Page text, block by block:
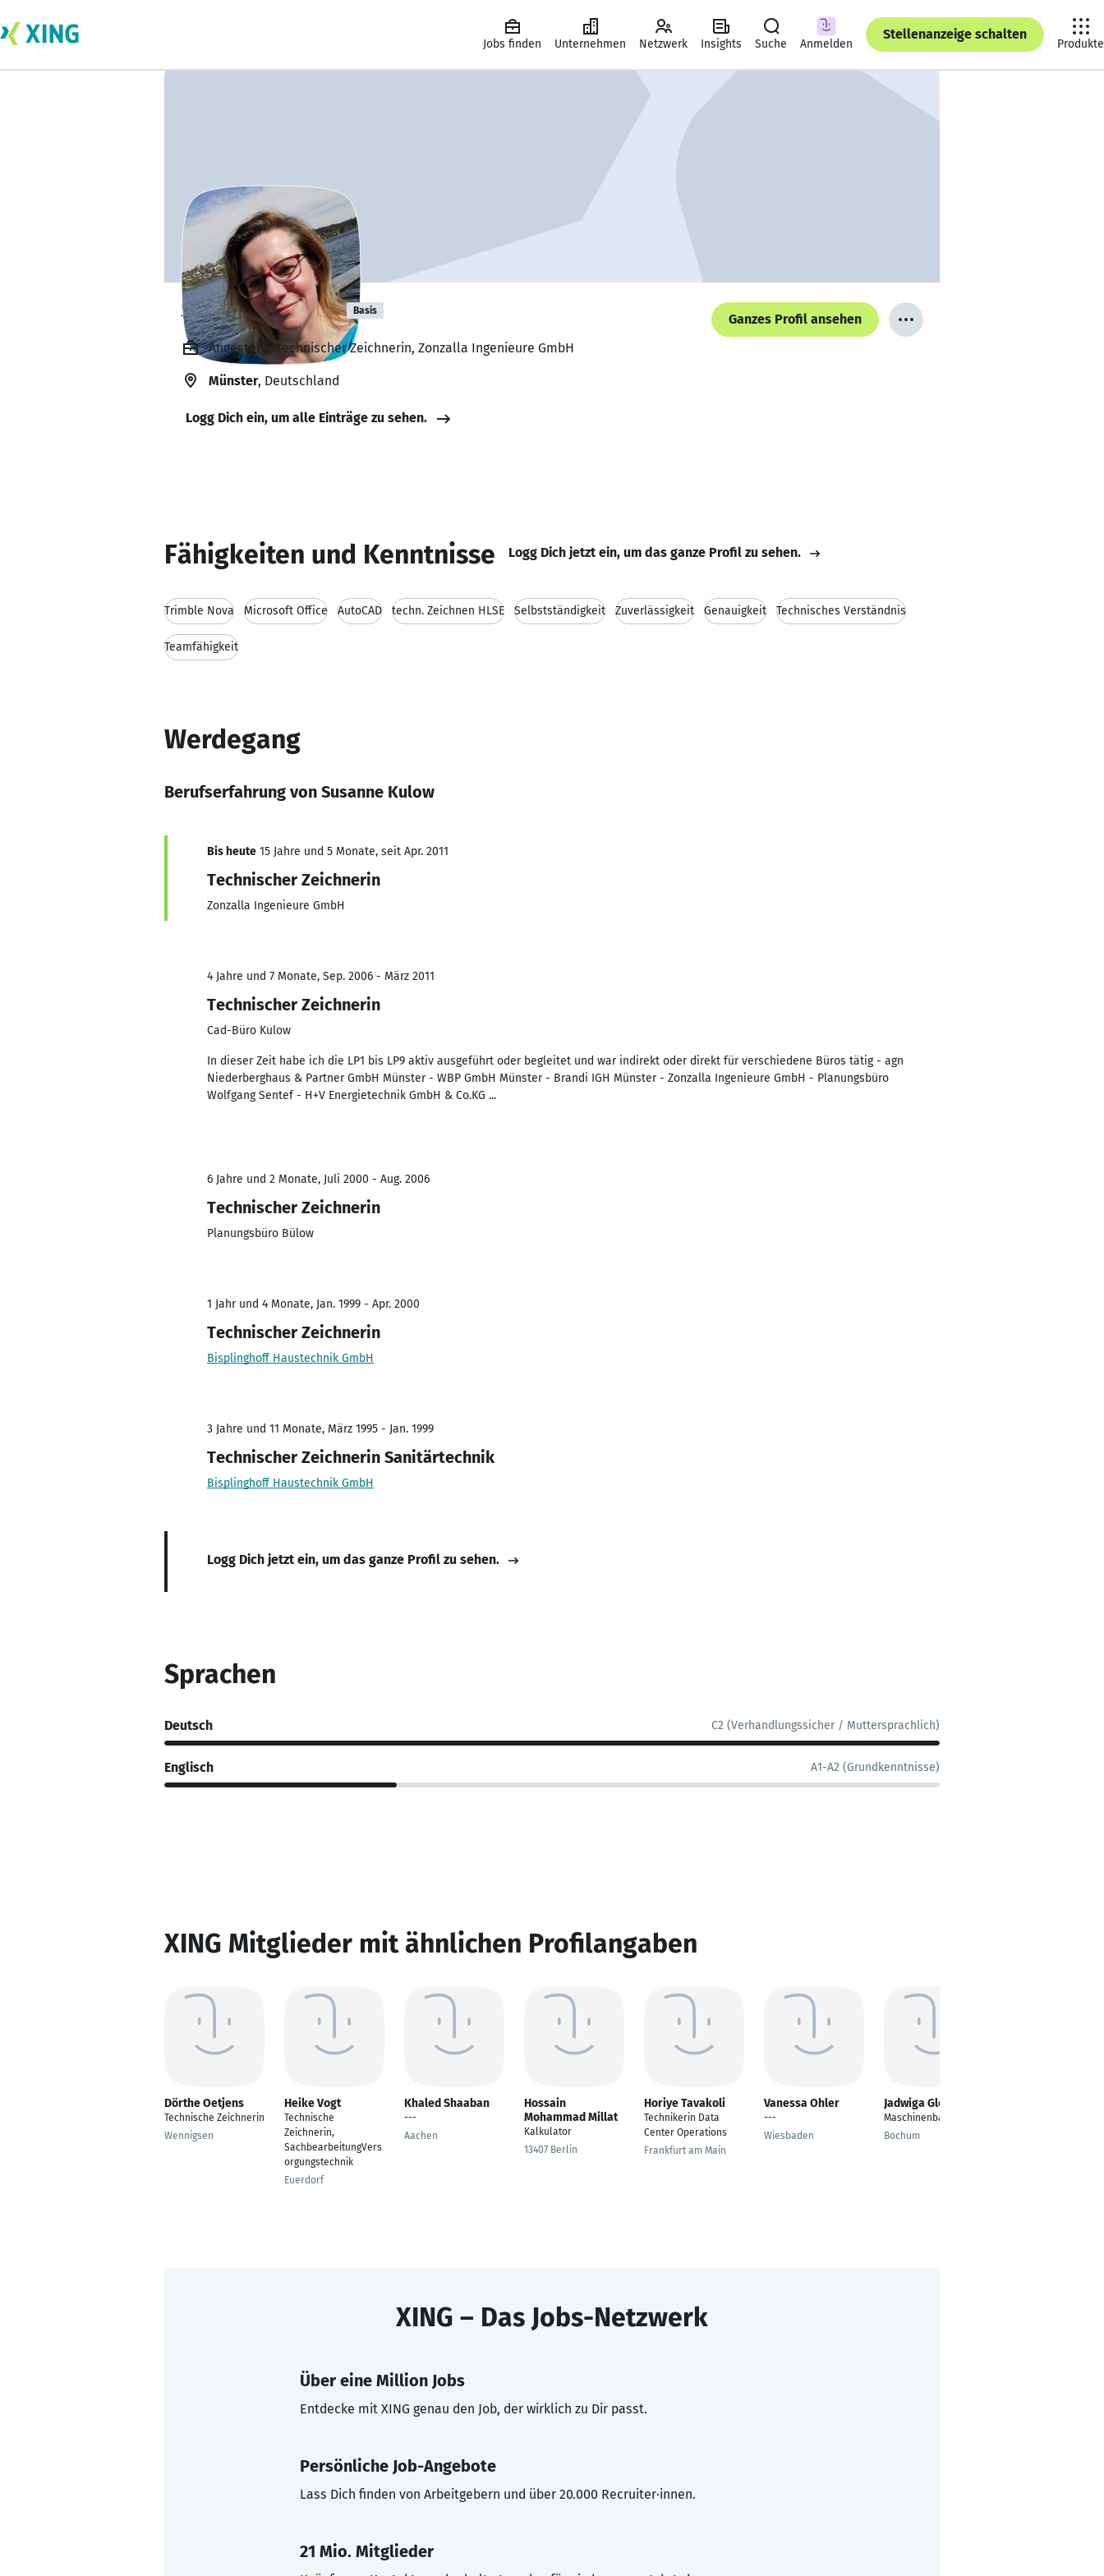
Jobs finden Unternehmen Netzwerk Insights Suche Anmelden
Stellenanzeige schalten
Produkte
Susanne Kulow Basis
Ganzes Profil ansehen
Angestellt, Technischer Zeichnerin, Zonzalla Ingenieure GmbH
Münster, Deutschland
Logg Dich ein, um alle Einträge zu sehen.
Fähigkeiten und Kenntnisse Logg Dich jetzt ein, um das ganze Profil zu sehen.
Trimble Nova Microsoft Office AutoCAD techn. Zeichnen HLSE Selbstständigkeit Zuverlässigkeit Genauigkeit Technisches Verständnis
Teamfähigkeit
Werdegang
Berufserfahrung von Susanne Kulow
Bis heute 15 Jahre und 5 Monate, seit Apr. 2011
Technischer Zeichnerin
Zonzalla Ingenieure GmbH
4 Jahre und 7 Monate, Sep. 2006 - März 2011
Technischer Zeichnerin
Cad-Büro Kulow
In dieser Zeit habe ich die LP1 bis LP9 aktiv ausgeführt oder begleitet und war indirekt oder direkt für verschiedene Büros tätig - agn
Niederberghaus & Partner GmbH Münster - WBP GmbH Münster - Brandi IGH Münster - Zonzalla Ingenieure GmbH - Planungsbüro
Wolfgang Sentef - H+V Energietechnik GmbH & Co.KG ...
6 Jahre und 2 Monate, Juli 2000 - Aug. 2006
Technischer Zeichnerin
Planungsbüro Bülow
1 Jahr und 4 Monate, Jan. 1999 - Apr. 2000
Technischer Zeichnerin
Bisplinghoff Haustechnik GmbH
3 Jahre und 11 Monate, März 1995 - Jan. 1999
Technischer Zeichnerin Sanitärtechnik
Bisplinghoff Haustechnik GmbH
Logg Dich jetzt ein, um das ganze Profil zu sehen.
Sprachen
Deutsch C2 (Verhandlungssicher / Muttersprachlich)
Englisch A1-A2 (Grundkenntnisse)
XING Mitglieder mit ähnlichen Profilangaben
Dörthe Oetjens
Technische Zeichnerin
Wennigsen
Heike Vogt
Technische
Zeichnerin,
SachbearbeitungVers
orgungstechnik
Euerdorf
Khaled Shaaban
---
Aachen
Hossain
Mohammad Millat
Kalkulator
13407 Berlin
Horiye Tavakoli
Technikerin Data
Center Operations
Frankfurt am Main
Vanessa Ohler
---
Wiesbaden
Jadwiga Glemnitz
Maschinenbau
Bochum
XING – Das Jobs-Netzwerk
Über eine Million Jobs
Entdecke mit XING genau den Job, der wirklich zu Dir passt.
Persönliche Job-Angebote
Lass Dich finden von Arbeitgebern und über 20.000 Recruiter·innen.
21 Mio. Mitglieder